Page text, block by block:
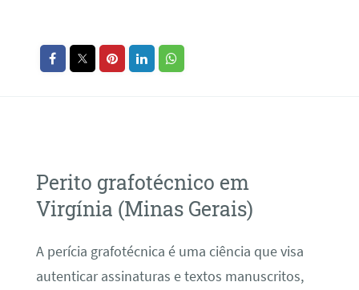
Perito grafotécnico em
Virgínia (Minas Gerais)
A perícia grafotécnica é uma ciência que visa
autenticar assinaturas e textos manuscritos,